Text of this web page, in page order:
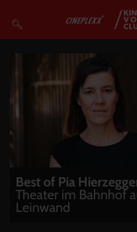
VOD Filme A-Z
VOD Empfehlungen
So geht’s
Filmpakete
Gutscheine
Warenkorb
Suche
Best of Pia
Theater im Bahnhof
Leinwand